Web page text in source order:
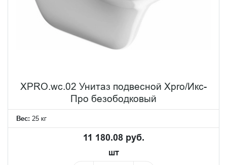
XPRO.wc.02 Унитаз подвесной Xpro/Икс-
Про безободковый
Вес: 25 кг
11 180.08 руб.
шт